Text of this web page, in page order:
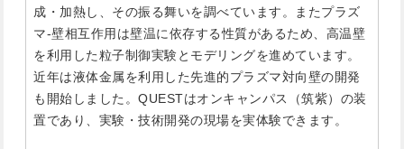
成・加熱し、その振る舞いを調べています。またプラズ
マ-壁相互作用は壁温に依存する性質があるため、高温壁
を利用した粒子制御実験とモデリングを進めています。
近年は液体金属を利用した先進的プラズマ対向壁の開発
も開始しました。QUESTはオンキャンパス（筑紫）の装
置であり、実験・技術開発の現場を実体験できます。